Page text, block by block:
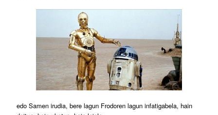
edo Samen irudia, bere lagun Frodoren lagun infatigabela, hain